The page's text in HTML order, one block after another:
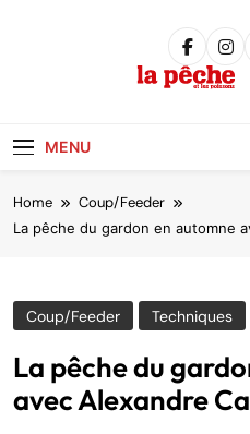
MENU
Home Coup/Feeder
La pêche du gardon en automne
Coup/Feeder Techniques
La pêche du
avec Alexandre